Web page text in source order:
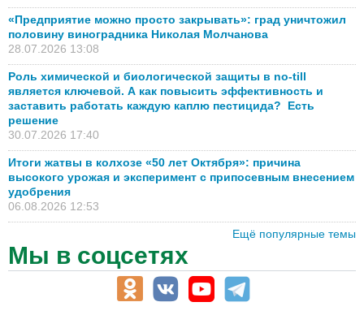
«Предприятие можно просто закрывать»: град уничтожил
половину виноградника Николая Молчанова
28.07.2026 13:08
Роль химической и биологической защиты в no-till
является ключевой. А как повысить эффективность и
заставить работать каждую каплю пестицида? Есть
решение
30.07.2026 17:40
Итоги жатвы в колхозе «50 лет Октября»: причина
высокого урожая и эксперимент с припосевным внесением
удобрения
06.08.2026 12:53
Ещё популярные темы
Мы в соцсетях